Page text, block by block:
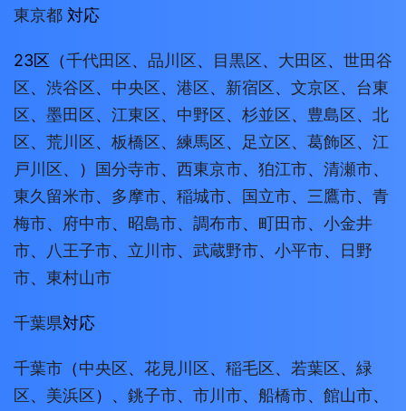
東京都 対応
23区（千代田区、 品川区、 目黒区、 大田区、 世田谷
区、 渋谷区、 中央区、 港区、 新宿区、 文京区、 台東
区、 墨田区、 江東区、 中野区、 杉並区、 豊島区、 北
区、 荒川区、 板橋区、 練馬区、 足立区、 葛飾区、 江
戸川区、） 国分寺市、 西東京市、 狛江市、 清瀬市、
東久留米市、 多摩市、 稲城市、 国立市、 三鷹市、 青
梅市、 府中市、 昭島市、 調布市、 町田市、 小金井
市、 八王子市、 立川市、 武蔵野市、 小平市、 日野
市、 東村山市
千葉県対応
千葉市 （中央区、 花見川区、 稲毛区、 若葉区、 緑
区、 美浜区）、 銚子市、 市川市、 船橋市、 館山市、